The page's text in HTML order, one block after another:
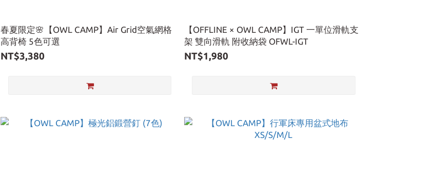
春夏限定🌸【OWL CAMP】Air Grid空氣網格
高背椅 5色可選
NT$3,380
【OFFLINE × OWL CAMP】IGT 一單位滑軌支
架 雙向滑軌 附收納袋 OFWL-IGT
NT$1,980